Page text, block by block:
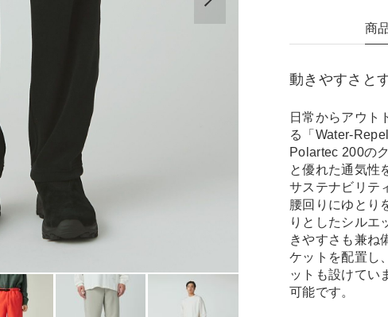
商
動きやすさと
日常からアウト
る「Water-
Polartec 200の
と優れた通気性
サステナビリテ
腰回りにゆとり
りとしたシルエ
きやすさも兼ね
ケットを配置し
ットも設けてい
可能です。